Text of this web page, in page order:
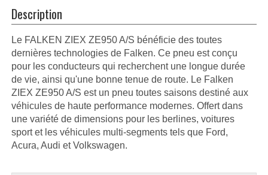
Description
Le FALKEN ZIEX ZE950 A/S bénéficie des toutes
dernières technologies de Falken. Ce pneu est conçu
pour les conducteurs qui recherchent une longue durée
de vie, ainsi qu'une bonne tenue de route. Le Falken
ZIEX ZE950 A/S est un pneu toutes saisons destiné aux
véhicules de haute performance modernes. Offert dans
une variété de dimensions pour les berlines, voitures
sport et les véhicules multi-segments tels que Ford,
Acura, Audi et Volkswagen.